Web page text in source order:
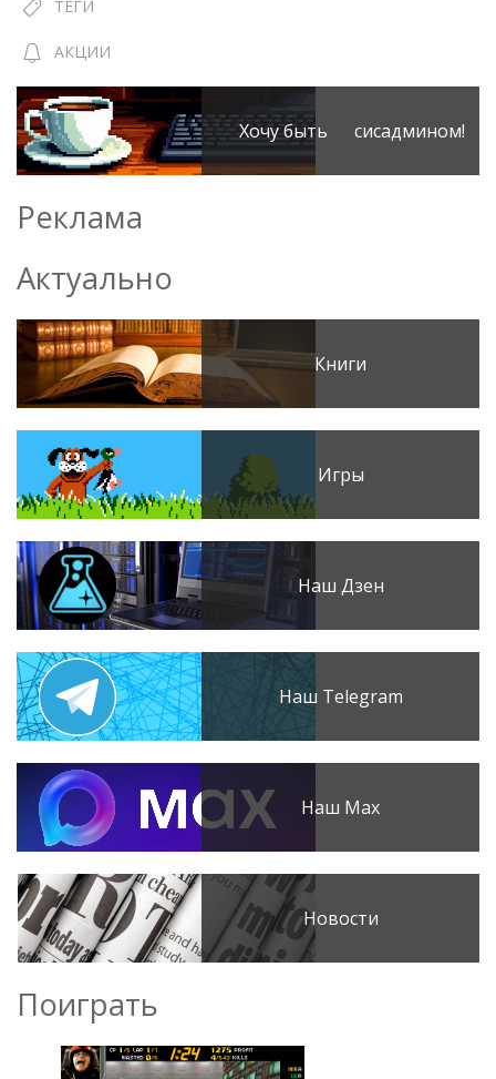
ТЕГИ
АКЦИИ
Хочу быть сисадмином!
Реклама
Актуально
Книги
Игры
Наш Дзен
Наш Telegram
Наш Max
Новости
Поиграть